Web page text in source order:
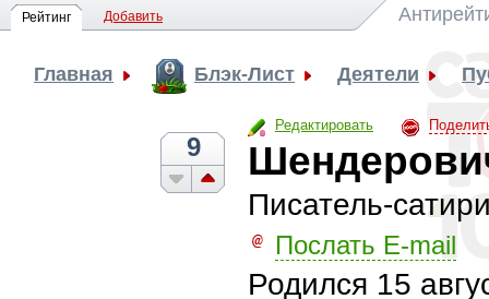
Рейтинг Добавить
Главная Блэк-Лист Деятели
Редактировать
9
Писатель-
Послать E-mail
Родился 15